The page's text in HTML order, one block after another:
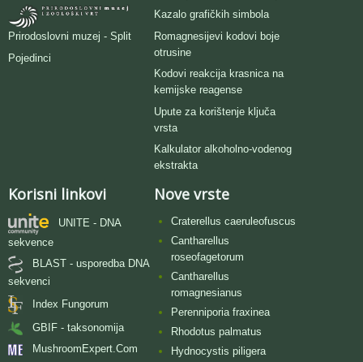
Prirodoslovni muzej - Split
Pojedinci
Kazalo grafičkih simbola
Romagnesijevi kodovi boje
otrusine
Kodovi reakcija krasnica na
kemijske reagense
Upute za korištenje ključa
vrsta
Kalkulator alkoholno-vodenog
ekstrakta
Korisni linkovi
UNITE - DNA
sekvence
BLAST - usporedba DNA
sekvenci
Index Fungorum
GBIF - taksonomija
MushroomExpert.Com
Nove vrste
Craterellus caeruleofuscus
Cantharellus
roseofagetorum
Cantharellus
romagnesianus
Perenniporia fraxinea
Rhodotus palmatus
Hydnocystis piligera